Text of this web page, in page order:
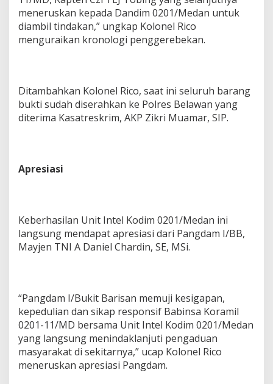
meneruskan kepada Dandim 0201/Medan untuk
diambil tindakan,” ungkap Kolonel Rico
menguraikan kronologi penggerebekan.
Ditambahkan Kolonel Rico, saat ini seluruh barang
bukti sudah diserahkan ke Polres Belawan yang
diterima Kasatreskrim, AKP Zikri Muamar, SIP.
Apresiasi
Keberhasilan Unit Intel Kodim 0201/Medan ini
langsung mendapat apresiasi dari Pangdam I/BB,
Mayjen TNI A Daniel Chardin, SE, MSi.
“Pangdam I/Bukit Barisan memuji kesigapan,
kepedulian dan sikap responsif Babinsa Koramil
0201-11/MD bersama Unit Intel Kodim 0201/Medan
yang langsung menindaklanjuti pengaduan
masyarakat di sekitarnya,” ucap Kolonel Rico
meneruskan apresiasi Pangdam.